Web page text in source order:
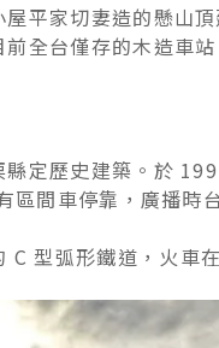
平家切妻造的懸山
全台僅存的木造車
定歷史建築。於
間車停靠，廣播時
C 型弧形鐵道，火車